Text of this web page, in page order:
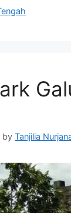
by Tanjilia